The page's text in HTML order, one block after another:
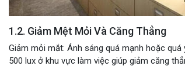
1.2. Giảm Mệt Mỏi Và Căng Thẳng
Giảm mỏi mắt: Ánh sáng quá mạnh hoặc
500 lux ở khu vực làm việc giúp giảm căng